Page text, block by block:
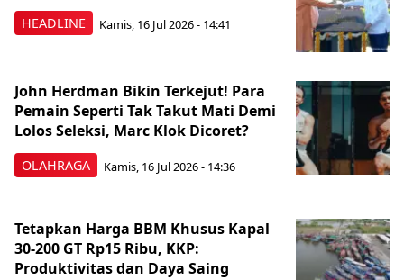
HEADLINE Kamis, 16 Jul 2026 - 14:41
OLAHRAGA
John Herdman Bikin Terkejut! Para
Pemain Seperti Tak Takut Mati Demi
Lolos Seleksi, Marc Klok Dicoret?
Kamis, 16 Jul 2026 - 14:36
Tetapkan Harga BBM Khusus Kapal
30-200 GT Rp15 Ribu, KKP:
Produktivitas dan Daya Saing